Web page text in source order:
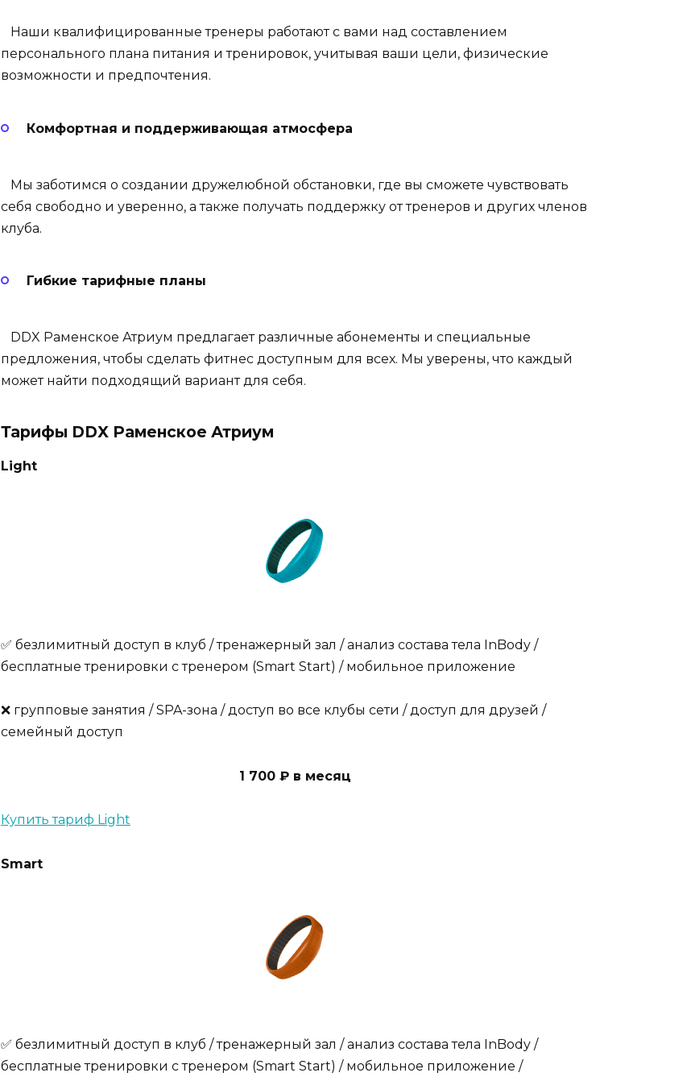
Наши квалифицированные тренеры работают с вами над составлением
персонального плана питания и тренировок, учитывая ваши цели, физические
возможности и предпочтения.
Комфортная и поддерживающая атмосфера
Мы заботимся о создании дружелюбной обстановки, где вы сможете чувствовать
себя свободно и уверенно, а также получать поддержку от тренеров и других членов
клуба.
Гибкие тарифные планы
DDX Раменское Атриум предлагает различные абонементы и специальные
предложения, чтобы сделать фитнес доступным для всех. Мы уверены, что каждый
может найти подходящий вариант для себя.
Тарифы DDX Раменское Атриум
Light
✅ безлимитный доступ в клуб / тренажерный зал / анализ состава тела InBody /
бесплатные тренировки с тренером (Smart Start) / мобильное приложение
❌ групповые занятия / SPA-зона / доступ во все клубы сети / доступ для друзей /
семейный доступ
1 700 ₽ в месяц
Купить тариф Light
Smart
✅ безлимитный доступ в клуб / тренажерный зал / анализ состава тела InBody /
бесплатные тренировки с тренером (Smart Start) / мобильное приложение /